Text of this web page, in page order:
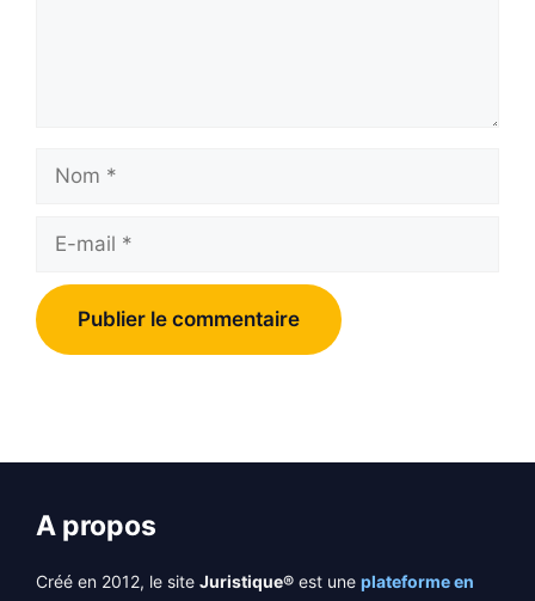
Nom
A propos
Créé en 2012, le site Juristique® est une plateforme en